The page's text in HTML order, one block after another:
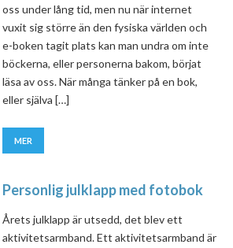
oss under lång tid, men nu när internet
vuxit sig större än den fysiska världen och
e-boken tagit plats kan man undra om inte
böckerna, eller personerna bakom, börjat
läsa av oss. När många tänker på en bok,
eller själva […]
MER
Personlig julklapp med fotobok
Årets julklapp är utsedd, det blev ett
aktivitetsarmband. Ett aktivitetsarmband är